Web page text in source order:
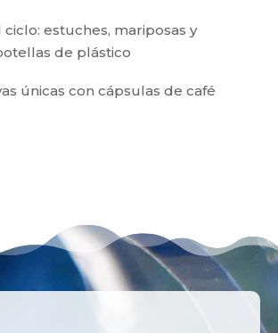
estuches, mariposas y
de plástico
únicas con cápsulas de café